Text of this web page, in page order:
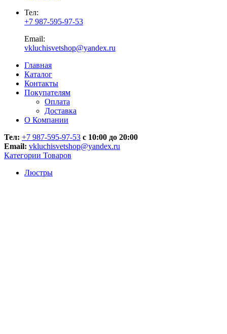
Тел:
+7 987-595-97-53
Email:
vkluchisvetshop@yandex.ru
Главная
Каталог
Контакты
Покупателям
Оплата
Доставка
О Компании
Тел: +7 987-595-97-53 с 10:00 до 20:00
Email: vkluchisvetshop@yandex.ru
Категории Товаров
Люстры